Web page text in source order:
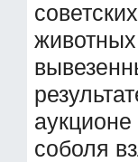
соболя